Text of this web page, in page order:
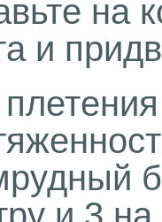
на
и